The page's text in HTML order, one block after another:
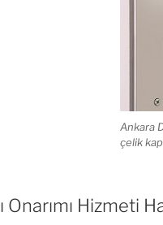
Ankara
çelik
Hizmeti